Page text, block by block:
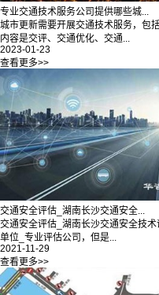
专业交通技术服务公司提供哪些城...
城市更新需要开展交通技术服务，包
内容是交评、交通优化、交通...
2023-01-23
查看更多>>
交通安全评估_湖南长沙交通安全...
交通安全评估_湖南长沙交通安全技术
单位_专业评估公司，但是...
2021-11-29
查看更多>>